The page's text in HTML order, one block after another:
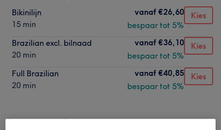
Bikinilijn
15 min
vanaf €26,60
bespaar tot 5%
Kies
Brazilian excl. bilnaad
20 min
vanaf €36,10
bespaar tot 5%
Kies
Full Brazilian
20 min
vanaf €40,85
bespaar tot 5%
Kies
Niet wat je zocht?